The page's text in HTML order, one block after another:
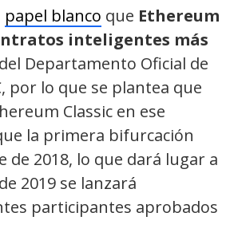
papel blanco que Ethereum
inteligentes más
Departamento Oficial de
por lo que se plantea que
Classic en ese
la primera bifurcación
de 2018, lo que dará lugar a
2019 se lanzará
participantes aprobados